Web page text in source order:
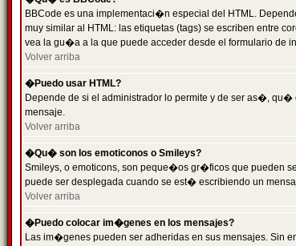
BBCode es una implementaci�n especial del HTML.
muy similar al HTML: las etiquetas (tags) se escriben entre
vea la gu�a a la que puede acceder desde el formulario de
Volver arriba
�Puedo usar HTML?
Depende de si el administrador lo permite y de ser as�,
mensaje.
Volver arriba
�Qu� son los emoticonos o Smileys?
Smileys, o emoticons, son peque�os gr�ficos que pueden
puede ser desplegada cuando se est� escribiendo un
Volver arriba
�Puedo colocar im�genes en los mensajes?
Las im�genes pueden ser adheridas en sus mensajes. Sin